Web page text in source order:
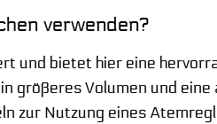
verwenden?
und bietet hier eine
größeres Volumen und
zur Nutzung eines